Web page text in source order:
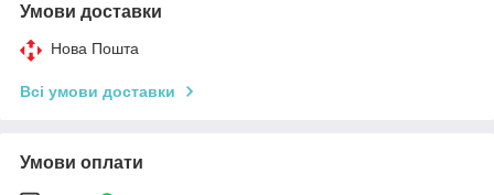
Умови доставки
Нова Пошта
Всі умови доставки
Умови оплати